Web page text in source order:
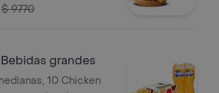
$ 9770
grandes
10 Chicken